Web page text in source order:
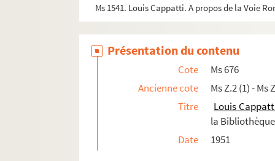
Ms 1541. Louis Cappatti. A propos de la Voie
Présentation du contenu
Cote
Ms 676
Ancienne cote
Ms Z.2 (1) - Ms
Titre
Louis
la
Date
1951